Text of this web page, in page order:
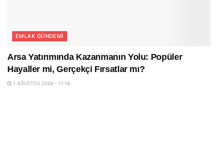
EMLAK GÜNDEMI
Arsa Yatırımında Kazanmanın Yolu: Popüler
Hayaller mi, Gerçekçi Fırsatlar mı?
1 AĞUSTOS 2026 - 11:16